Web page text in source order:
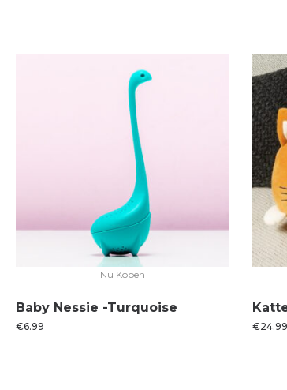
Nu Kopen
Baby Nessie -Turquoise
€6.99 €24.99